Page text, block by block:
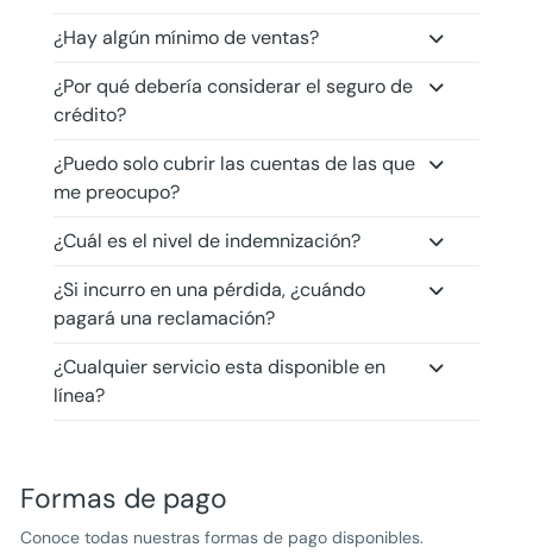
¿Hay algún mínimo de ventas?
¿Por qué debería considerar el seguro de
crédito?
¿Puedo solo cubrir las cuentas de las que
me preocupo?
¿Cuál es el nivel de indemnización?
¿Si incurro en una pérdida, ¿cuándo
pagará una reclamación?
¿Cualquier servicio esta disponible en
línea?
Formas de pago
Conoce todas nuestras formas de pago disponibles.